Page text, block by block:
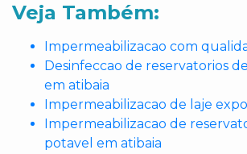
Veja Também:
Impermeabilizacao com
Desinfeccao de reservatorios
em atibaia
Impermeabilizacao de laje
Impermeabilizacao de
potavel em atibaia